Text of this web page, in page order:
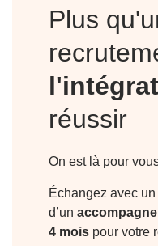
Plus
réussir
On est là pour
Échangez avec
d’un
4 mois pour votre